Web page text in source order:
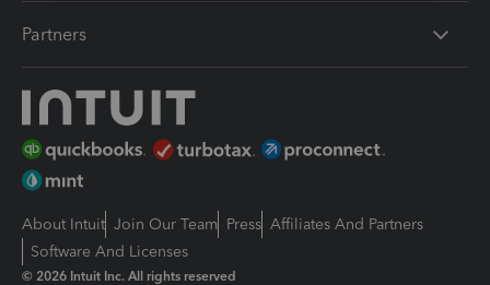
Partners
About Intuit Join Our Team Press Affiliates And Partners
Software And Licenses
© 2026 Intuit Inc. All rights reserved